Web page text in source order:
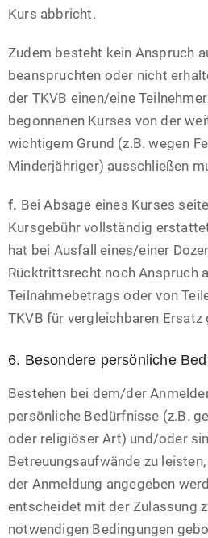
Kurs abbricht.
Zudem besteht kein Anspruch
beanspruchten oder nicht
der TKVB einen/eine
begonnenen Kurses von der
wichtigem Grund (z.B. wegen
Minderjähriger) ausschließen
f. Bei Absage eines Kurses
Kursgebühr vollständig
hat bei Ausfall eines/einer
Rücktrittsrecht noch Anspruch
Teilnahmebetrags oder von
TKVB für vergleichbaren Ersatz
6. Besondere persönliche
Bestehen bei dem/der
persönliche Bedürfnisse (z.B.
oder religiöser Art) und/oder
Betreuungsaufwände zu
der Anmeldung angegeben
entscheidet mit der Zulassung
notwendigen Bedingungen